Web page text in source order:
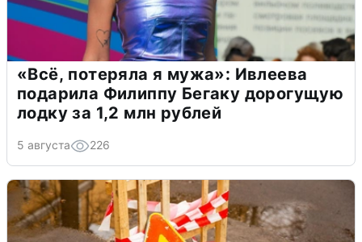
«Всё, потеряла я мужа»: Ивлеева
подарила Филиппу Бегаку дорогущую
лодку за 1,2 млн рублей
5 августа 226